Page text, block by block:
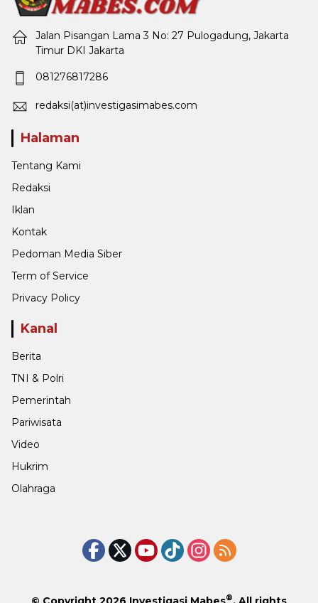
Jalan Pisangan Lama 3 No: 27 Pulogadung, Jakarta
Timur DKI Jakarta
081276817286
redaksi(at)investigasimabes.com
Halaman
Tentang Kami
Redaksi
Iklan
Kontak
Pedoman Media Siber
Term of Service
Privacy Policy
Kanal
Berita
TNI & Polri
Pemerintah
Pariwisata
Video
Hukrim
Olahraga
®